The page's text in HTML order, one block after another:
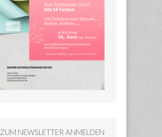
ZUM NEWSLETTER ANMELDEN